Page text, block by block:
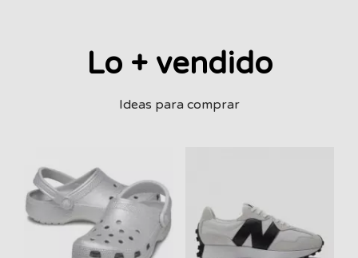
Lo + vendido
Ideas para comprar